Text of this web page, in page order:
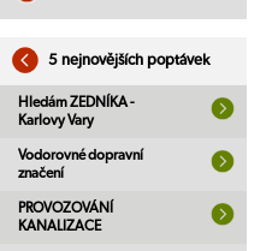
5 nejnovějších poptávek
Hledám ZEDNÍKA -
Karlovy Vary
Vodorovné dopravní
značení
PROVOZOVÁNÍ
KANALIZACE